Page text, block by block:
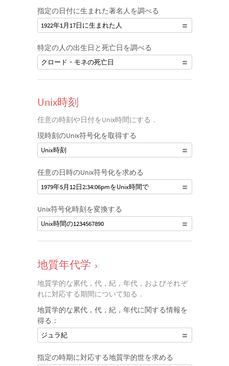
指定の日付に生まれた著名人を調べる
1922年1月17日に生まれた人
特定の人の出生日と死亡日を調べる
クロード・モネの死亡日
Unix時刻
任意の時刻や日付をUnix時間にする．
現時刻のUnix符号化を取得する
Unix時刻
任意の日時のUnix符号化を求める
1979年5月12日2:34:06pmをUnix時間で
Unix符号化時刻を変換する
Unix時間の1234567890
地質年代学 ›
地質学的な累代，代，紀，年代，およびそれぞ
れに対応する期間について知る．
地質学的な累代，代，紀，年代に関する情報を
得る：
ジュラ紀
指定の時期に対応する地質学的世を求める